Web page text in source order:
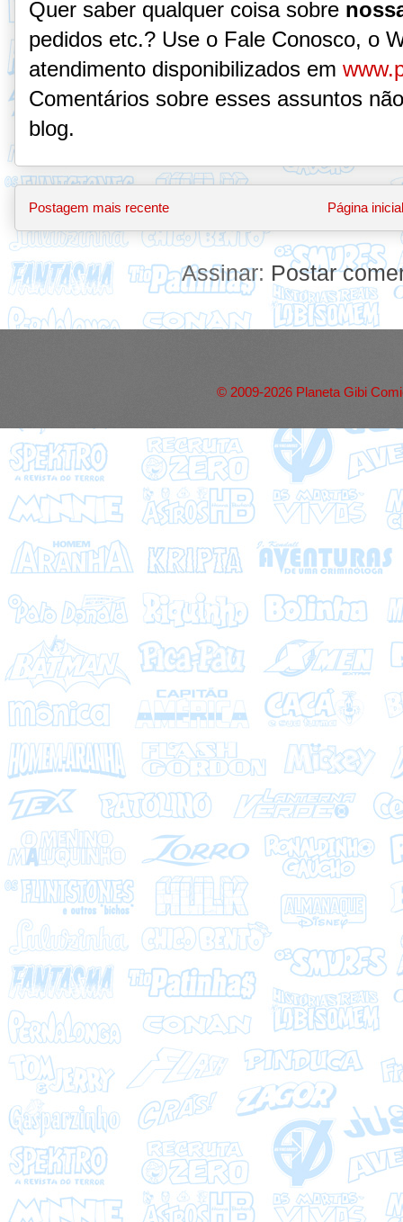
Quer saber qualquer coisa sobre
pedidos etc.? Use o Fale Conosco, o
atendimento disponibilizados em
Comentários sobre esses assuntos
blog.
Postagem mais recente Página inicial
Assinar: Postar
© 2009-2026 Planeta Gibi